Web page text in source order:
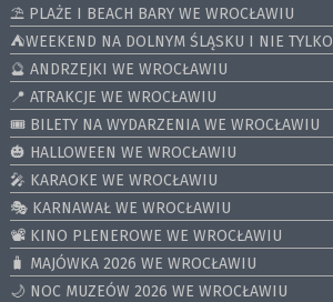
⛱️ PLAŻE I BEACH BARY WE WROCŁAWIU
⛺️WEEKEND NA DOLNYM ŚLĄSKU I NIE TYLKO
🔮 ANDRZEJKI WE WROCŁAWIU
📍 ATRAKCJE WE WROCŁAWIU
🎟️ BILETY NA WYDARZENIA WE WROCŁAWIU
🎃 HALLOWEEN WE WROCŁAWIU
🎤 KARAOKE WE WROCŁAWIU
🎭 KARNAWAŁ WE WROCŁAWIU
📽️ KINO PLENEROWE WE WROCŁAWIU
🧳 MAJÓWKA 2026 WE WROCŁAWIU
🌙 NOC MUZEÓW 2026 WE WROCŁAWIU